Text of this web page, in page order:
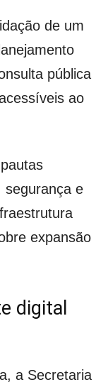
de um
pública
ao
segurança e
expansão
digital
a Secretaria